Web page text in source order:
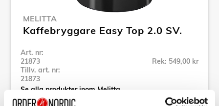
MELITTA
Kaffebryggare Easy Top 2.0 SV.
Art. nr:
21873
Tillv. art. nr:
21873
Rek: 549,00 kr
Se alla produkter inom Melitta